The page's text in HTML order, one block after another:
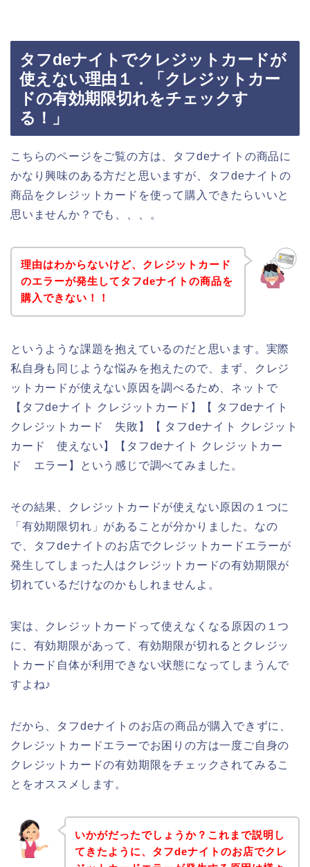
タフdeナイトでクレジットカードが
使えない理由１．「クレジットカー
ドの有効期限切れをチェックす
る！」
こちらのページをご覧の方は、タフdeナイトの商品に
かなり興味のある方だと思いますが、タフdeナイトの
商品をクレジットカードを使って購入できたらいいと
思いませんか？でも、、、。
理由はわからないけど、クレジットカード
のエラーが発生してタフdeナイトの商品を
購入できない！！
というような課題を抱えているのだと思います。実際
私自身も同じような悩みを抱えたので、まず、クレジ
ットカードが使えない原因を調べるため、ネットで
【タフdeナイト クレジットカード】【 タフdeナイト
クレジットカード 失敗】【 タフdeナイト クレジット
カード 使えない】【タフdeナイト クレジットカー
ド エラー】という感じで調べてみました。
その結果、クレジットカードが使えない原因の１つに
「有効期限切れ」があることが分かりました。なの
で、タフdeナイトのお店でクレジットカードエラーが
発生してしまった人はクレジットカードの有効期限が
切れているだけなのかもしれませんよ。
実は、クレジットカードって使えなくなる原因の１つ
に、有効期限があって、有効期限が切れるとクレジッ
トカード自体が利用できない状態になってしまうんで
すよね♪
だから、タフdeナイトのお店の商品が購入できずに、
クレジットカードエラーでお困りの方は一度ご自身の
クレジットカードの有効期限をチェックされてみるこ
とをオススメします。
いかがだったでしょうか？これまで説明し
てきたように、タフdeナイトのお店でクレ